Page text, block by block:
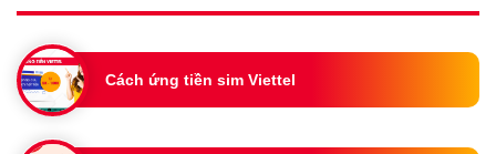
Cách ứng tiền sim Viettel